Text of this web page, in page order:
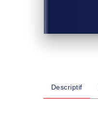
Descriptif